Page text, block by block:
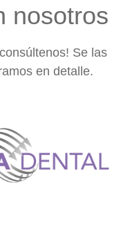
nosotros
Se las
en detalle.